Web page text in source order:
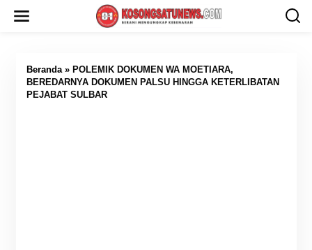
Beranda» POLEMIK DOKUMEN WA MOETIARA,
BEREDARNYA DOKUMEN PALSU HINGGA KETERLIBATAN
PEJABAT SULBAR